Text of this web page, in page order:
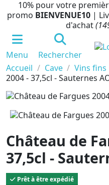
10% pour votre
promo BIENVENUE10 |
d'achat
Menu Rechercher
Accueil
Cave Vins fins
2004 - 37,5cl - Sauternes
Château de
37,5cl -
Prêt à être expédié